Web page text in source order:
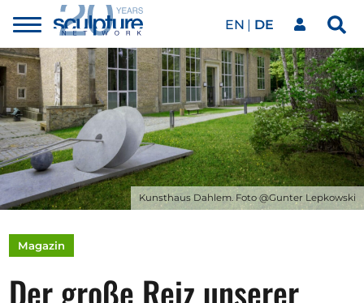
Skip to main content
Toggle
menu
EN DE
Unser Netzwerk
Kunstwerke
Unsere Events
Kunstkalender
Kunsthaus Dahlem. Foto @Gunter Lepkowski
Magazin
Der große Reiz unserer